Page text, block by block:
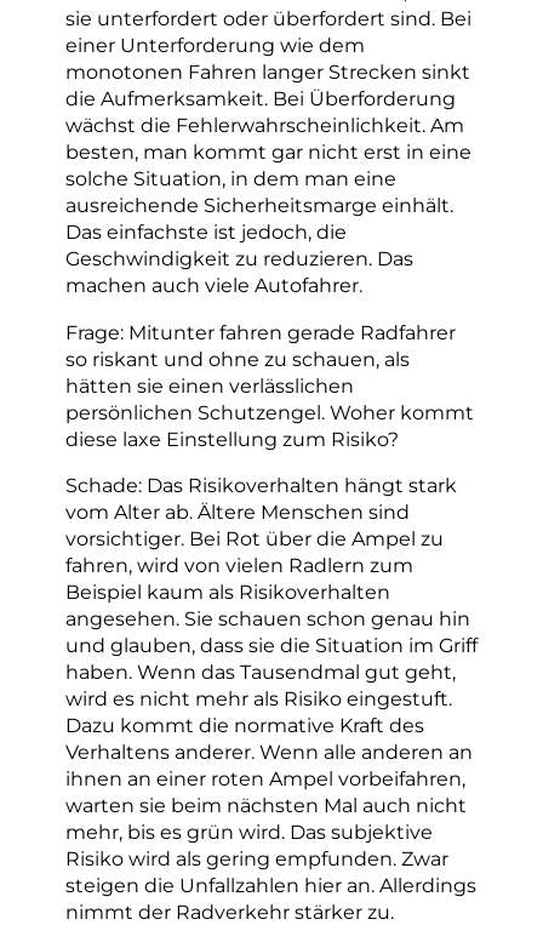
sie unterfordert oder überfordert sind. Bei
einer Unterforderung wie dem
monotonen Fahren langer Strecken sinkt
die Aufmerksamkeit. Bei Überforderung
wächst die Fehlerwahrscheinlichkeit. Am
besten, man kommt gar nicht erst in eine
solche Situation, in dem man eine
ausreichende Sicherheitsmarge einhält.
Das einfachste ist jedoch, die
Geschwindigkeit zu reduzieren. Das
machen auch viele Autofahrer.
Frage: Mitunter fahren gerade Radfahrer
so riskant und ohne zu schauen, als
hätten sie einen verlässlichen
persönlichen Schutzengel. Woher kommt
diese laxe Einstellung zum Risiko?
Schade: Das Risikoverhalten hängt stark
vom Alter ab. Ältere Menschen sind
vorsichtiger. Bei Rot über die Ampel zu
fahren, wird von vielen Radlern zum
Beispiel kaum als Risikoverhalten
angesehen. Sie schauen schon genau hin
und glauben, dass sie die Situation im Griff
haben. Wenn das Tausendmal gut geht,
wird es nicht mehr als Risiko eingestuft.
Dazu kommt die normative Kraft des
Verhaltens anderer. Wenn alle anderen an
ihnen an einer roten Ampel vorbeifahren,
warten sie beim nächsten Mal auch nicht
mehr, bis es grün wird. Das subjektive
Risiko wird als gering empfunden. Zwar
steigen die Unfallzahlen hier an. Allerdings
nimmt der Radverkehr stärker zu.